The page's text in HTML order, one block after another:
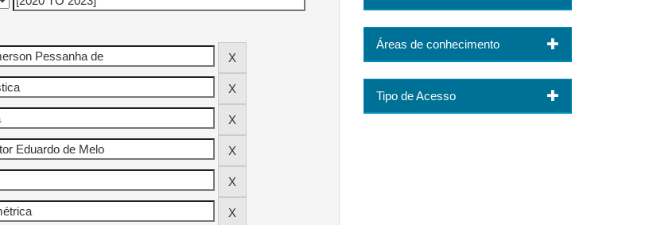
Áreas de conhecimento
Tipo de Acesso